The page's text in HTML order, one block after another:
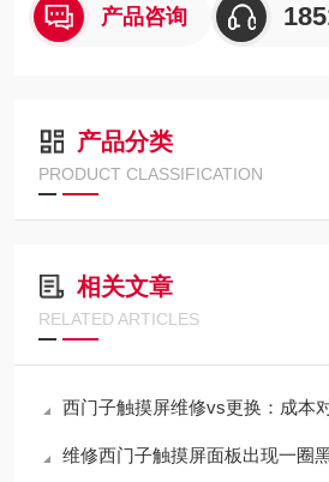
产品咨询
产品分类
PRODUCT CLASSIFICATION
相关文章
RELATED ARTICLES
西门子触摸屏维修vs更换：成本
维修西门子触摸屏面板出现一圈